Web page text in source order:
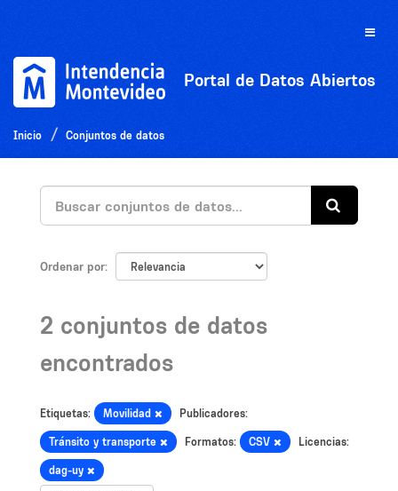
Toggle
Portal de Datos Abiertos
Inicio Conjuntos de datos
Ordenar por
2 conjuntos de datos
encontrados
Etiquetas: Movilidad Publicadores:
Tránsito y transporte Formatos: CSV Licencias:
dag-uy